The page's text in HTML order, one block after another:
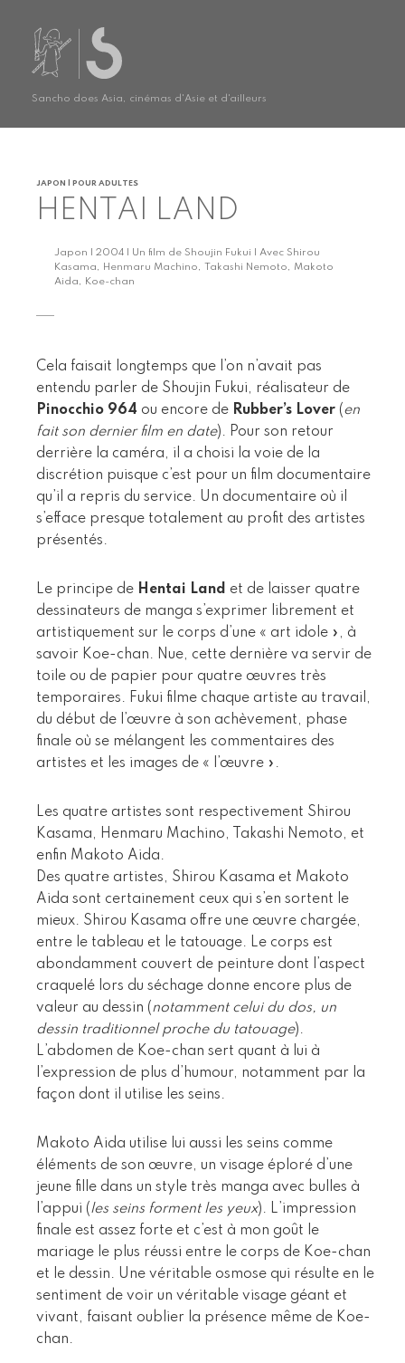
Sancho does Asia, cinémas d'Asie et d'ailleurs
JAPON | POUR ADULTES
HENTAI LAND
Japon | 2004 | Un film de Shoujin Fukui | Avec Shirou
Kasama, Henmaru Machino, Takashi Nemoto, Makoto
Aida, Koe-chan
Cela faisait longtemps que l’on n’avait pas
entendu parler de Shoujin Fukui, réalisateur de
Pinocchio 964 ou encore de Rubber’s Lover (en
fait son dernier film en date). Pour son retour
derrière la caméra, il a choisi la voie de la
discrétion puisque c’est pour un film documentaire
qu’il a repris du service. Un documentaire où il
s’efface presque totalement au profit des artistes
présentés.
Le principe de Hentai Land et de laisser quatre
dessinateurs de manga s’exprimer librement et
artistiquement sur le corps d’une « art idole », à
savoir Koe-chan. Nue, cette dernière va servir de
toile ou de papier pour quatre œuvres très
temporaires. Fukui filme chaque artiste au travail,
du début de l’œuvre à son achèvement, phase
finale où se mélangent les commentaires des
artistes et les images de « l’œuvre ».
Les quatre artistes sont respectivement Shirou
Kasama, Henmaru Machino, Takashi Nemoto, et
enfin Makoto Aida.
Des quatre artistes, Shirou Kasama et Makoto
Aida sont certainement ceux qui s’en sortent le
mieux. Shirou Kasama offre une œuvre chargée,
entre le tableau et le tatouage. Le corps est
abondamment couvert de peinture dont l’aspect
craquelé lors du séchage donne encore plus de
valeur au dessin (notamment celui du dos, un
dessin traditionnel proche du tatouage).
L’abdomen de Koe-chan sert quant à lui à
l’expression de plus d’humour, notamment par la
façon dont il utilise les seins.
Makoto Aida utilise lui aussi les seins comme
éléments de son œuvre, un visage éploré d’une
jeune fille dans un style très manga avec bulles à
l’appui (les seins forment les yeux). L’impression
finale est assez forte et c’est à mon goût le
mariage le plus réussi entre le corps de Koe-chan
et le dessin. Une véritable osmose qui résulte en le
sentiment de voir un véritable visage géant et
vivant, faisant oublier la présence même de Koe-
chan.